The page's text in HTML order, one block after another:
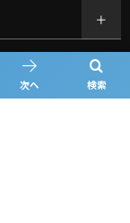
検索
次へ